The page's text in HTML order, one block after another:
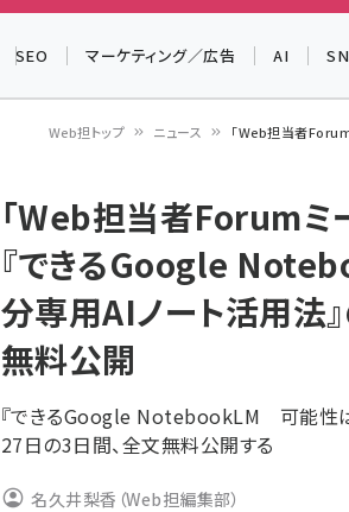
SEO マーケティング／広告 AI
ン
く
ず
Web担トップ ニュース 「Web担当者
「Web担当者Forumミ
『できるGoogle
分専用AIノート活用法
無料公開
『できるGoogle NotebookLM 可能性は
27日の3日間、全文無料公開する
名久井梨香（Web担編集部）